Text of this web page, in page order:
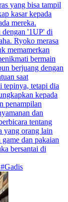
yang bisa tampil
kasar kepada
mereka.
dengan '1UP' di
Ryoko merasa
memamerkan
bermain
berjuang dengan
saat
tepinya, tetapi dia
kepada
penampilan
dan
tentang
yang orang lain
dan pakaian
bersantai di